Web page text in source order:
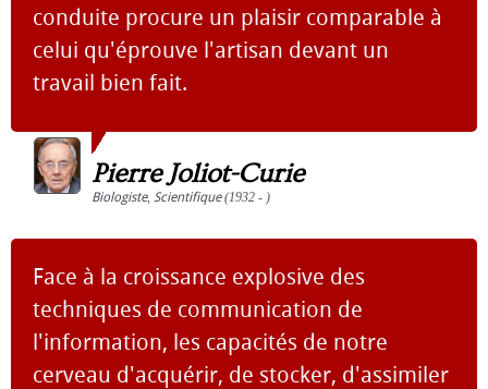
conduite procure un plaisir comparable à
celui qu'éprouve l'artisan devant un
travail bien fait.
Pierre Joliot-Curie
Biologiste, Scientifique(1932 - )
Face à la croissance explosive des
techniques de communication de
l'information, les capacités de notre
cerveau d'acquérir, de stocker, d'assimiler